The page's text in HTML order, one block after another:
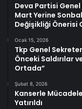
Deva Partisi
Mart Yerine
Değişikliği Önerisi
Ocak 15, 2026
Tkp Genel
Önceki Saldırılar
Ortada”
Şubat 8, 2026
Kanserle
Yatırıldı